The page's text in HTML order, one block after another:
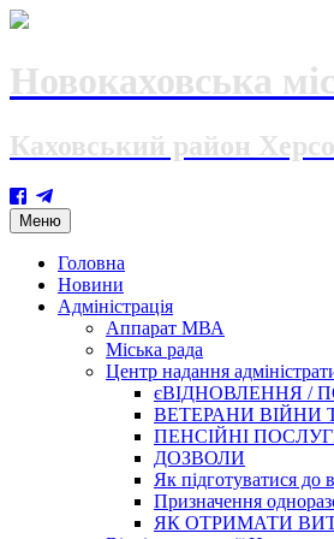
Новокаховська
Каховський район
Меню Skip
to
content
Головна
Новини
Адміністрація
Аппарат МВА
Міська рада
Центр надання
єВІДНОВЛЕННЯ /
ВЕТЕРАНИ ВІЙНИ
ПЕНСІЙНІ
ДОЗВОЛИ
Як підготуватися до
Призначення
ЯК ОТРИМАТИ